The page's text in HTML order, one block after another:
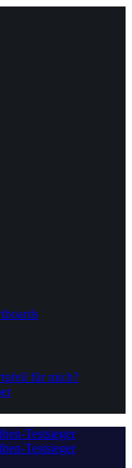
für mich?